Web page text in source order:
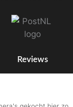
Reviews